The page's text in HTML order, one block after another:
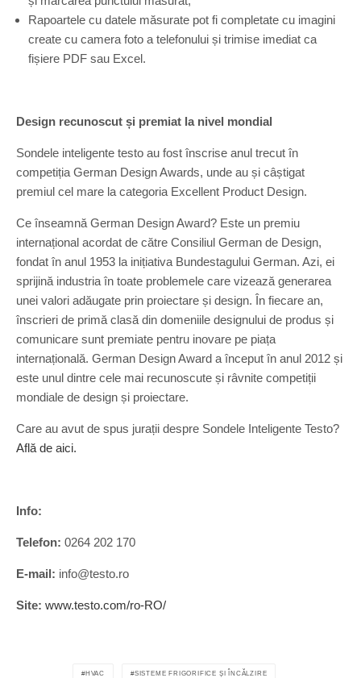
Rapoartele cu datele măsurate pot fi completate cu imagini
create cu camera foto a telefonului și trimise imediat ca
fișiere PDF sau Excel.
Design recunoscut și premiat la nivel mondial
Sondele inteligente testo au fost înscrise anul trecut în
competiția German Design Awards, unde au și câștigat
premiul cel mare la categoria Excellent Product Design.
Ce înseamnă German Design Award? Este un premiu
internațional acordat de către Consiliul German de Design,
fondat în anul 1953 la inițiativa Bundestagului German. Azi, ei
sprijină industria în toate problemele care vizează generarea
unei valori adăugate prin proiectare și design. În fiecare an,
înscrieri de primă clasă din domeniile designului de produs și
comunicare sunt premiate pentru inovare pe piața
internațională. German Design Award a început în anul 2012 și
este unul dintre cele mai recunoscute și râvnite competiții
mondiale de design și proiectare.
Care au avut de spus jurații despre Sondele Inteligente Testo?
Află de aici.
Info:
Telefon: 0264 202 170
E-mail: info@testo.ro
Site: www.testo.com/ro-RO/
HVAC SISTEME FRIGORIFICE ȘI ÎNCĂLZIRE